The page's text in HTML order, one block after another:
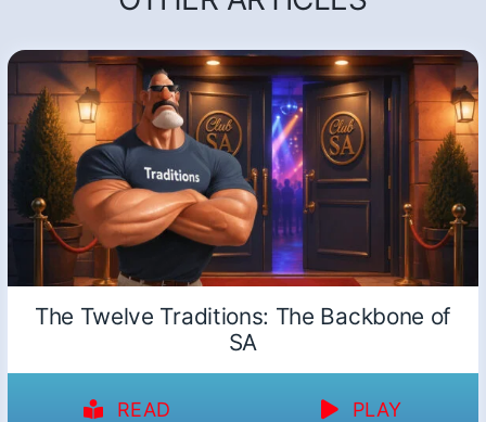
The Twelve Traditions: The Backbone of
SA
READ PLAY